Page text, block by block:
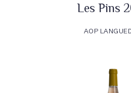
Les Pins
AOP